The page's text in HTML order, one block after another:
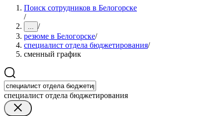
Поиск сотрудников в Белогорске
/
... /
резюме в Белогорске/
специалист отдела бюджетирования/
сменный график
специалист отдела бюджетирования